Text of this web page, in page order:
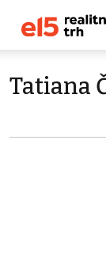
Tatiana